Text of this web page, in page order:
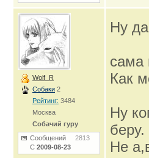
Wolf_R
Собаки 2
Рейтинг: 3484
Москва
Собачий гуру
Сообщений 2813
С 2009-08-23
Ну
Как
Ну
беру.
Не